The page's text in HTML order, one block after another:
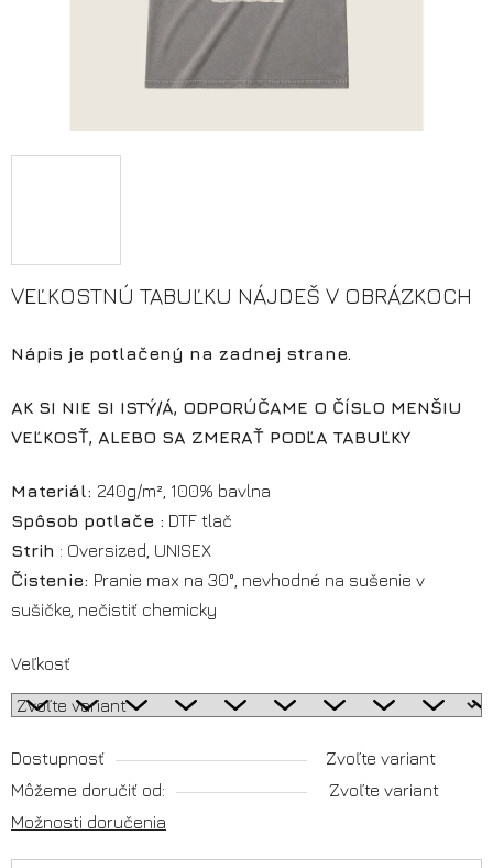
VEĽKOSTNÚ TABUĽKU NÁJDEŠ V OBRÁZKOCH
Nápis je potlačený na zadnej strane.
AK SI NIE SI ISTÝ/Á, ODPORÚČAME O ČÍSLO MENŠIU
VEĽKOSŤ, ALEBO SA ZMERAŤ PODĽA TABUĽKY
Materiál: 240g/m², 100% bavlna
Spôsob potlače : DTF tlač
Strih : Oversized, UNISEX
Čistenie: Pranie max na 30°, nevhodné na sušenie v
sušičke, nečistiť chemicky
Veľkosť
Dostupnosť
Zvoľte variant
Môžeme doručiť od:
Zvoľte variant
Možnosti doručenia